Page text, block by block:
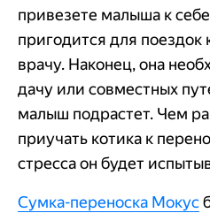
привезете малыша к
пригодится для поездок
врачу. Наконец, она
дачу или совместных
малыш подрастет. Чем
приучать котика к
стресса он будет
Сумка-переноска Мокус